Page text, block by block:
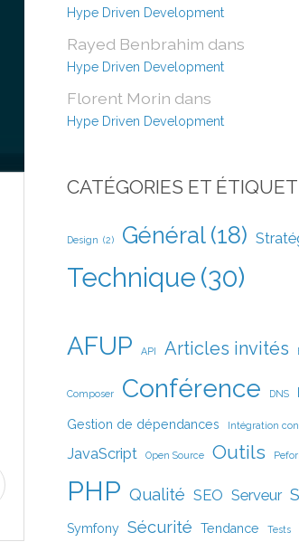
Hype Driven Development
Rayed Benbrahim dans
Hype Driven Development
Florent Morin dans
Hype Driven Development
CATÉGORIES ET
Design (2) Général (18)
Technique (30)
AFUP API Articles invités
Composer Conférence DNS
Gestion de dépendances Intégration
JavaScript Open Source Outils
PHP Qualité SEO Serveur
Symfony Sécurité Tendance Tests